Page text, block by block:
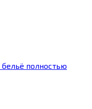
полностью